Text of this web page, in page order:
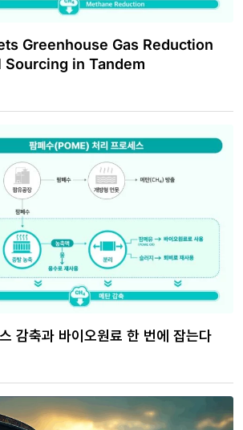
Greenhouse Gas Reduction
Sourcing in Tandem
감축과 바이오원료 한 번에 잡는다